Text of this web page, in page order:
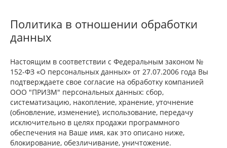
Политика в отношении обработки
данных
Настоящим в соответствии с Федеральным законом №
152-ФЗ «О персональных данных» от 27.07.2006 года Вы
подтверждаете свое согласие на обработку компанией
ООО "ПРИЗМ" персональных данных: сбор,
систематизацию, накопление, хранение, уточнение
(обновление, изменение), использование, передачу
исключительно в целях продажи программного
обеспечения на Ваше имя, как это описано ниже,
блокирование, обезличивание, уничтожение.